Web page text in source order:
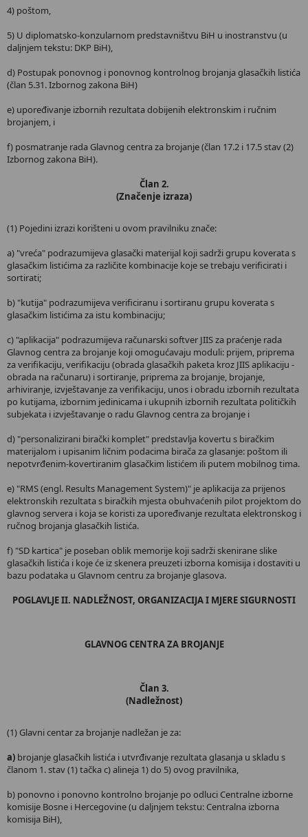
4) poštom,
5) U diplomatsko-konzularnom predstavništvu BiH u inostranstvu (u
daljnjem tekstu: DKP BiH),
d) Postupak ponovnog i ponovnog kontrolnog brojanja glasačkih listića
(član 5.31. Izbornog zakona BiH)
e) upoređivanje izbornih rezultata dobijenih elektronskim i ručnim
brojanjem, i
f) posmatranje rada Glavnog centra za brojanje (član 17.2 i 17.5 stav (2)
Izbornog zakona BiH).
Član 2.
(Značenje izraza)
(1) Pojedini izrazi korišteni u ovom pravilniku znače:
a) "vreća" podrazumijeva glasački materijal koji sadrži grupu koverata s
glasačkim listićima za različite kombinacije koje se trebaju verificirati i
sortirati;
b) "kutija" podrazumijeva verificiranu i sortiranu grupu koverata s
glasačkim listićima za istu kombinaciju;
c) "aplikacija" podrazumijeva računarski softver JIIS za praćenje rada
Glavnog centra za brojanje koji omogućavaju moduli: prijem, priprema
za verifikaciju, verifikaciju (obrada glasačkih paketa kroz JIIS aplikaciju -
obrada na računaru) i sortiranje, priprema za brojanje, brojanje,
arhiviranje, izvještavanje za verifikaciju, unos i obradu izbornih rezultata
po kutijama, izbornim jedinicama i ukupnih izbornih rezultata političkih
subjekata i izvještavanje o radu Glavnog centra za brojanje i
d) "personalizirani birački komplet" predstavlja kovertu s biračkim
materijalom i upisanim ličnim podacima birača za glasanje: poštom ili
nepotvrđenim-kovertiranim glasačkim listićem ili putem mobilnog tima.
e) "RMS (engl. Results Management System)" je aplikacija za prijenos
elektronskih rezultata s biračkih mjesta obuhvaćenih pilot projektom do
glavnog servera i koja se koristi za upoređivanje rezultata elektronskog i
ručnog brojanja glasačkih listića.
f) "SD kartica" je poseban oblik memorije koji sadrži skenirane slike
glasačkih listića i koje će iz skenera preuzeti izborna komisija i dostaviti u
bazu podataka u Glavnom centru za brojanje glasova.
POGLAVLJE II. NADLEŽNOST, ORGANIZACIJA I MJERE SIGURNOSTI
GLAVNOG CENTRA ZA BROJANJE
Član 3.
(Nadležnost)
(1) Glavni centar za brojanje nadležan je za:
a) brojanje glasačkih listića i utvrđivanje rezultata glasanja u skladu s
članom 1. stav (1) tačka c) alineja 1) do 5) ovog pravilnika,
b) ponovno i ponovno kontrolno brojanje po odluci Centralne izborne
komisije Bosne i Hercegovine (u daljnjem tekstu: Centralna izborna
komisija BiH),